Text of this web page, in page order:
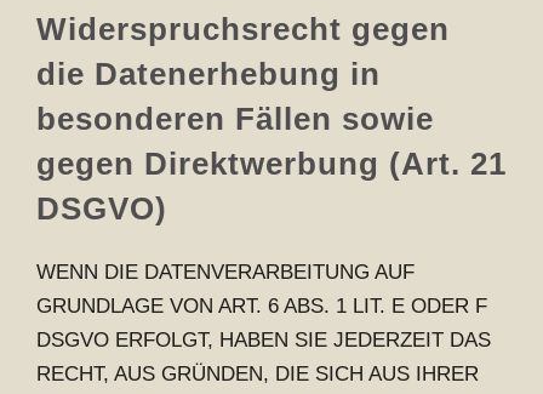
Widerspruchsrecht gegen
die Datenerhebung in
besonderen Fällen sowie
gegen Direktwerbung (Art. 21
DSGVO)
WENN DIE DATENVERARBEITUNG AUF
GRUNDLAGE VON ART. 6 ABS. 1 LIT. E ODER F
DSGVO ERFOLGT, HABEN SIE JEDERZEIT DAS
RECHT, AUS GRÜNDEN, DIE SICH AUS IHRER